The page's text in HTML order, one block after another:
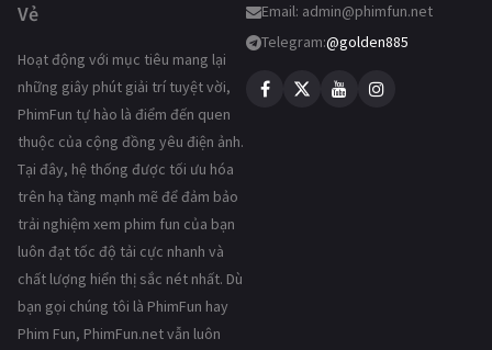
Vẻ
Hoạt động với mục tiêu mang lại
những giây phút giải trí tuyệt vời,
PhimFun tự hào là điểm đến quen
thuộc của cộng đồng yêu điện ảnh.
Tại đây, hệ thống được tối ưu hóa
trên hạ tầng mạnh mẽ để đảm bảo
trải nghiệm xem phim fun của bạn
luôn đạt tốc độ tải cực nhanh và
chất lượng hiển thị sắc nét nhất. Dù
bạn gọi chúng tôi là PhimFun hay
Phim Fun, PhimFun.net vẫn luôn
Email: admin@phimfun.net
Telegram:@golden885